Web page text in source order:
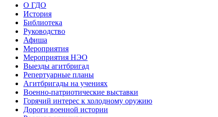
О ГДО
История
Библиотека
Руководство
Афиша
Мероприятия
Мероприятия НЭО
Выезды агитбригад
Репертуарные планы
Агитбригады на учениях
Военно-патриотические выставки
Горячий интерес к холодному оружию
Дороги военной истории